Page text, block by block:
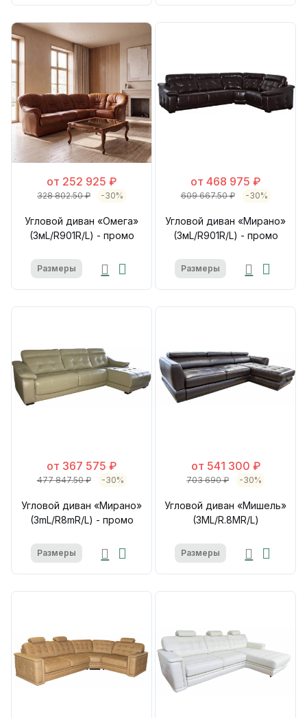
от 252 925 ₽
328 802.50 ₽ -30%
Угловой диван «Омега»
(3мL/R901R/L) - промо
Размеры
от 468 975 ₽
609 667.50 ₽ -30%
Угловой диван «Мирано»
(3мL/R901R/L) - промо
Размеры
от 367 575 ₽
477 847.50 ₽ -30%
Угловой диван «Мирано»
(3mL/R8mR/L) - промо
Размеры
от 541 300 ₽
703 690 ₽ -30%
Угловой диван «Мишель»
(3ML/R.8MR/L)
Размеры